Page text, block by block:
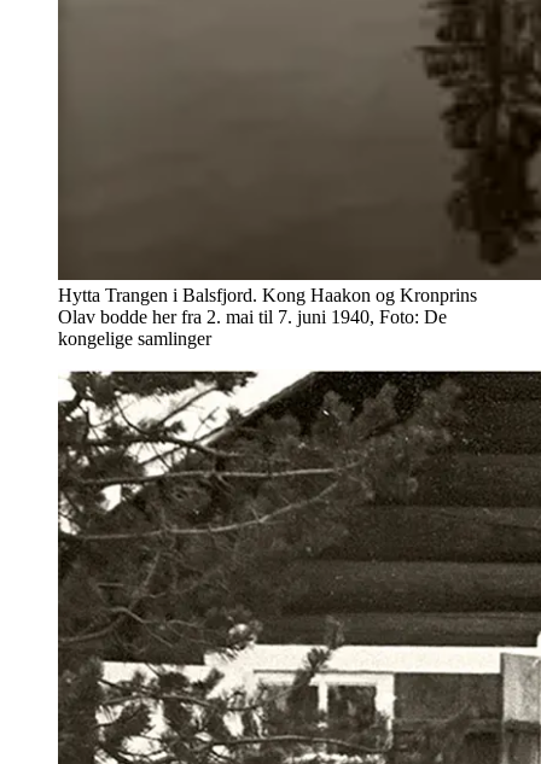
Hytta Trangen i Balsfjord. Kong Haakon og Kronprins
Olav bodde her fra 2. mai til 7. juni 1940, Foto: De
kongelige samlinger